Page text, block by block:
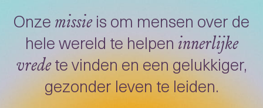
Onze missieis om mensen over de
hele wereld te helpen innerlijke
vredete vinden en een gelukkiger,
gezonder leven te leiden.